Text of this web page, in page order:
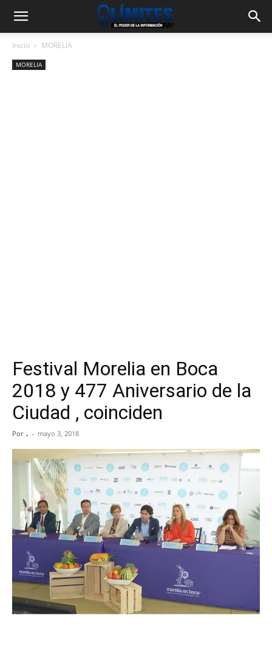
Inicio MORELIA
MORELIA
Festival Morelia en Boca
2018 y 477 Aniversario de la
Ciudad , coinciden
Por . - mayo 3, 2018